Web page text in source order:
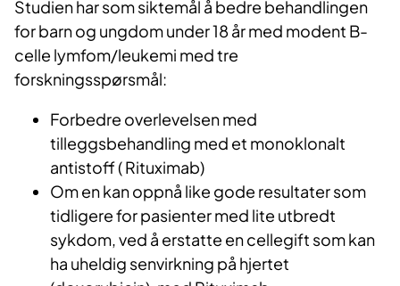
Studien har som siktemål å bedre behandlingen
for barn og ungdom under 18 år med modent B-
celle lymfom/leukemi med tre
forskningsspørsmål:
Forbedre overlevelsen med
tilleggsbehandling med et monoklonalt
antistoff ( Rituximab)
Om en kan oppnå like gode resultater som
tidligere for pasienter med lite utbredt
sykdom, ved å erstatte en cellegift som kan
ha uheldig senvirkning på hjertet